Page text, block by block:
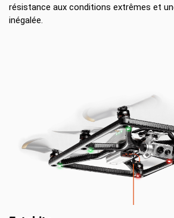
résistance aux conditions extrêmes et
inégalée.